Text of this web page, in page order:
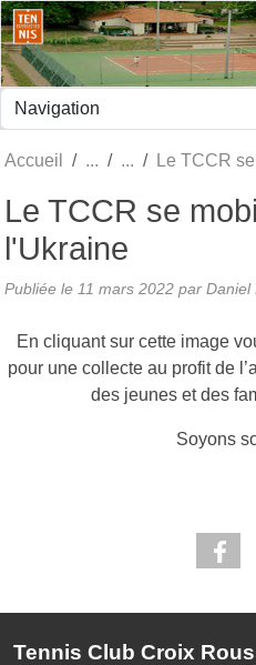
Accueil Le TCCR
Le TCCR se
l'Ukraine
Publiée le 11 mars 2022 par Daniel
En cliquant sur cette image
pour une collecte au profit de
des jeunes et des
Soyons
Tennis Club Croix
Panneau de gestion des cookies